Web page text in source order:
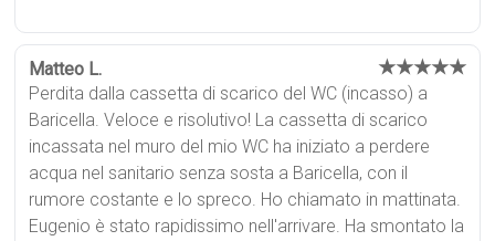
Matteo L. ★★★★★
Perdita dalla cassetta di scarico del WC (incasso) a
Baricella. Veloce e risolutivo! La cassetta di scarico
incassata nel muro del mio WC ha iniziato a perdere
acqua nel sanitario senza sosta a Baricella, con il
rumore costante e lo spreco. Ho chiamato in mattinata.
Eugenio è stato rapidissimo nell'arrivare. Ha smontato la